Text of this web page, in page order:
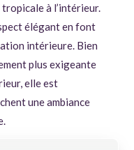
à l’intérieur.
élégant en font
intérieure. Bien
plus exigeante
elle est
une ambiance